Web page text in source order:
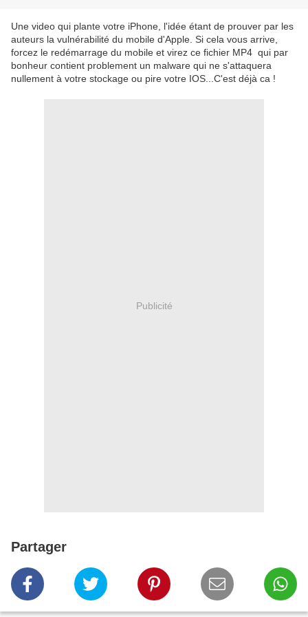
Une video qui plante votre iPhone, l'idée étant de prouver par les
auteurs la vulnérabilité du mobile d'Apple. Si cela vous arrive,
forcez le redémarrage du mobile et virez ce fichier MP4 qui par
bonheur contient problement un malware qui ne s'attaquera
nullement à votre stockage ou pire votre IOS...C'est déjà ca !
Publicité
Partager